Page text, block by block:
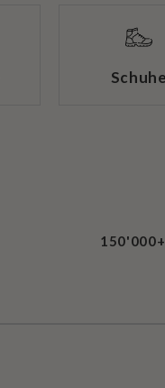
Schuhe